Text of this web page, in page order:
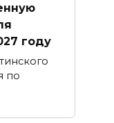
году
по